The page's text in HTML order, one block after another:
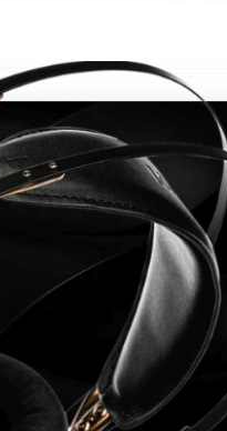
volumes elevados ou
complexas.
ESPECIFICAÇÕES
System Type:
Configuration:2-
Enclosure Type:Bass
Drivers:
High Frequency:25
tweeter
Mid/Bass: 2 × 130
drivers
Frequency Response:
Sensitivity:88 dB